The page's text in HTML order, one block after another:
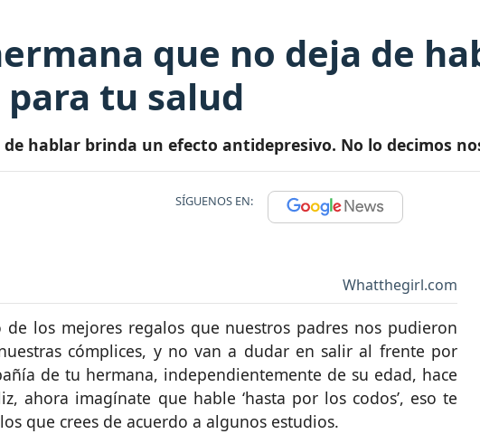
que no deja de
tu salud
hablar brinda un efecto antidepresivo. No lo decimos
SÍGUENOS EN:
Whatthegirl.com
los mejores regalos que nuestros padres nos pudieron
cómplices, y no van a dudar en salir al frente por
de tu hermana, independientemente de su edad, hace
ahora imagínate que hable ‘hasta por los codos’, eso te
que crees de acuerdo a algunos estudios.